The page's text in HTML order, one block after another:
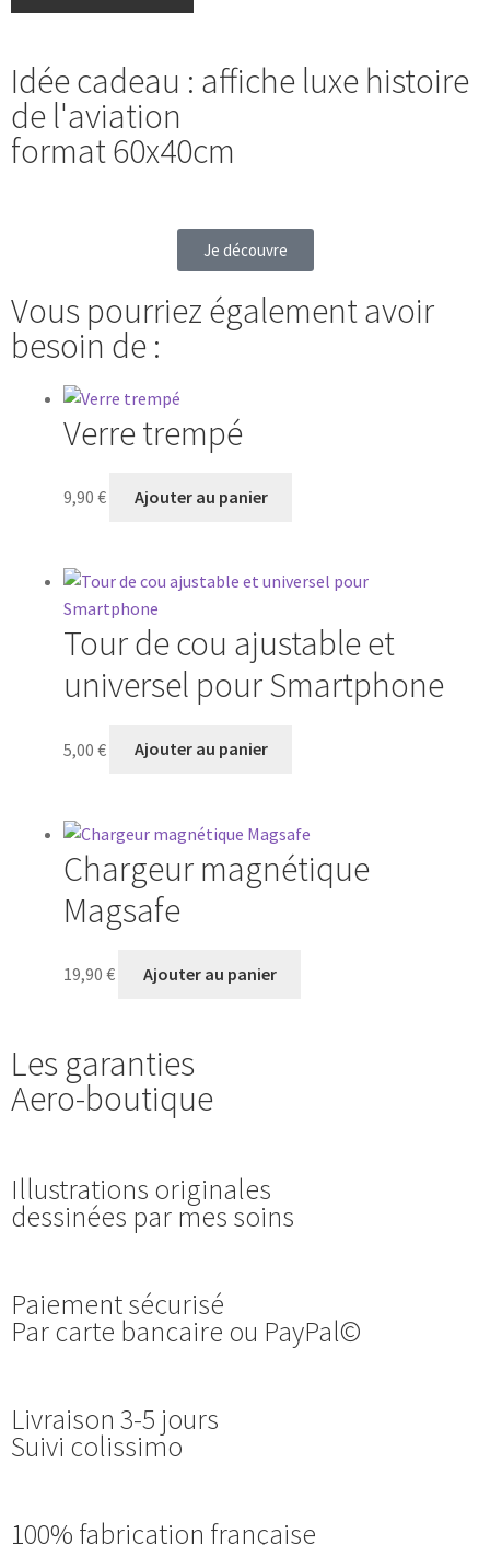
Idée cadeau : affiche luxe histoire
de l'aviation
format 60x40cm
Je découvre
Vous pourriez également avoir
besoin de :
Verre trempé
9,90 € Ajouter au panier
Tour de cou ajustable et
universel pour Smartphone
5,00 € Ajouter au panier
Chargeur magnétique
Magsafe
19,90 € Ajouter au panier
Les garanties
Aero-boutique
Illustrations originales
dessinées par mes soins
Paiement sécurisé
Par carte bancaire ou PayPal©
Livraison 3-5 jours
Suivi colissimo
100% fabrication française